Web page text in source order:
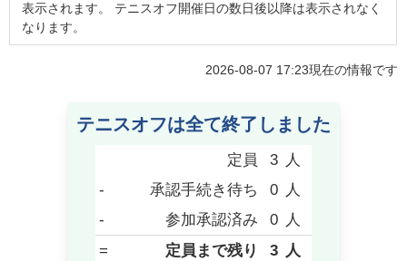
表示されます。 テニスオフ開催日の数日後以降は表示されなく
なります。
2026-08-07 17:23現在の情報です
テニスオフは全て終了しました
定員 3 人
-
承認手続き待ち 0 人
-
参加承認済み 0 人
=
定員まで残り 3 人